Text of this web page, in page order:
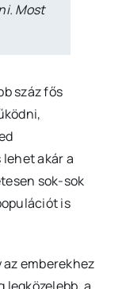
Most
száz fős
lehet akár a
sok-sok
is
emberekhez